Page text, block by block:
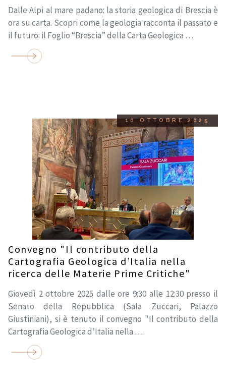
Dalle Alpi al mare padano: la storia geologica di Brescia è
ora su carta. Scopri come la geologia racconta il passato e
il futuro: il Foglio “Brescia” della Carta Geologica …
10 OTTOBRE 2025
Convegno "Il contributo della
Cartografia Geologica d’Italia nella
ricerca delle Materie Prime Critiche"
Giovedì 2 ottobre 2025 dalle ore 9:30 alle 12:30 presso il
Senato della Repubblica (Sala Zuccari, Palazzo
Giustiniani), si è tenuto il convegno "Il contributo della
Cartografia Geologica d’Italia nella …